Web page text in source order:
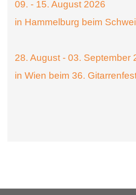
09. - 15. August 2026
in Hammelburg beim
28. August - 03. September
in Wien beim 36.